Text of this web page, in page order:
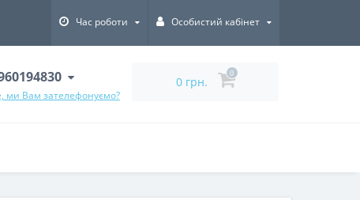
Час роботи Особистий кабінет
ми Вам зателефонуємо?
0 грн.
0